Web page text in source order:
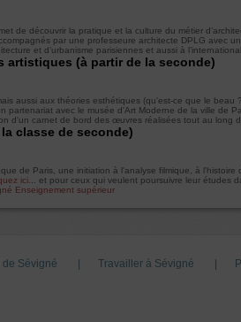
de découvrir la pratique et la culture du métier
par une professeure architecte DPLG avec
et d’urbanisme parisiennes et aussi à
artistiques (à partir de la seconde)
aussi aux théories esthétiques (qu'est-ce que le beau
partenariat avec le musée d'Art Moderne de la ville de
d'un carnet de bord des œuvres réalisées tout au long
classe de seconde)
de Paris, une initiation à l'analyse filmique, à
ici ... et pour ceux qui veulent poursuivre leur études
Enseignement supérieur
de Sévigné Travailler à Sévigné